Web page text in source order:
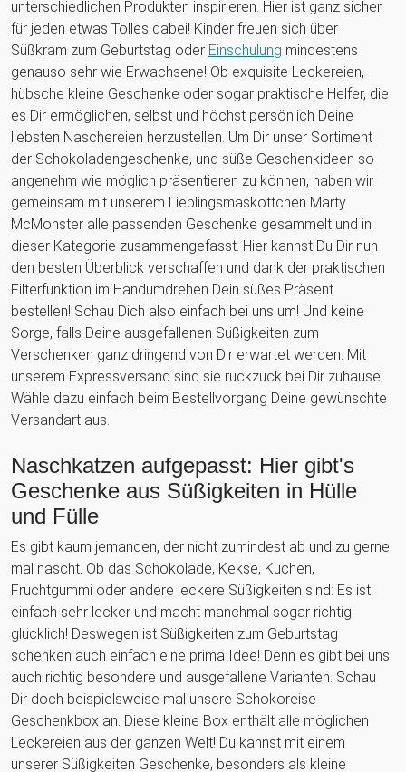
unterschiedlichen Produkten inspirieren. Hier ist ganz sicher
für jeden etwas Tolles dabei! Kinder freuen sich über
Süßkram zum Geburtstag oder Einschulung mindestens
genauso sehr wie Erwachsene! Ob exquisite Leckereien,
hübsche kleine Geschenke oder sogar praktische Helfer, die
es Dir ermöglichen, selbst und höchst persönlich Deine
liebsten Naschereien herzustellen. Um Dir unser Sortiment
der Schokoladengeschenke, und süße Geschenkideen so
angenehm wie möglich präsentieren zu können, haben wir
gemeinsam mit unserem Lieblingsmaskottchen Marty
McMonster alle passenden Geschenke gesammelt und in
dieser Kategorie zusammengefasst. Hier kannst Du Dir nun
den besten Überblick verschaffen und dank der praktischen
Filterfunktion im Handumdrehen Dein süßes Präsent
bestellen! Schau Dich also einfach bei uns um! Und keine
Sorge, falls Deine ausgefallenen Süßigkeiten zum
Verschenken ganz dringend von Dir erwartet werden: Mit
unserem Expressversand sind sie ruckzuck bei Dir zuhause!
Wähle dazu einfach beim Bestellvorgang Deine gewünschte
Versandart aus.
Naschkatzen aufgepasst: Hier gibt's
Geschenke aus Süßigkeiten in Hülle
und Fülle
Es gibt kaum jemanden, der nicht zumindest ab und zu gerne
mal nascht. Ob das Schokolade, Kekse, Kuchen,
Fruchtgummi oder andere leckere Süßigkeiten sind: Es ist
einfach sehr lecker und macht manchmal sogar richtig
glücklich! Deswegen ist Süßigkeiten zum Geburtstag
schenken auch einfach eine prima Idee! Denn es gibt bei uns
auch richtig besondere und ausgefallene Varianten. Schau
Dir doch beispielsweise mal unsere Schokoreise
Geschenkbox an. Diese kleine Box enthält alle möglichen
Leckereien aus der ganzen Welt! Du kannst mit einem
unserer Süßigkeiten Geschenke, besonders als kleine